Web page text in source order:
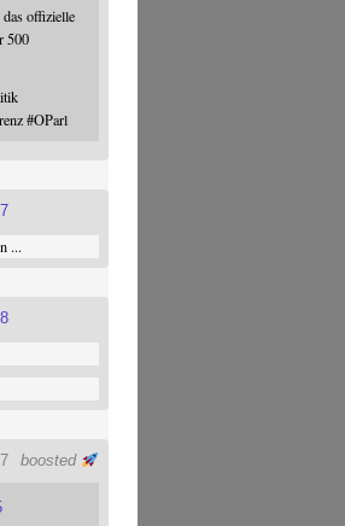
das offizielle
500
#OParl
...
boosted